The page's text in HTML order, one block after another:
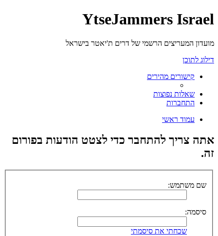
YtseJammers Israel
מועדון המעריצים הרשמי של דרים ת'יאטר בישראל
דילוג לתוכן
קישורים מהירים
שאלות נפוצות
התחברות
עמוד ראשי
אתה צריך להתחבר כדי לצטט הודעות בפורום
זה.
שם משתמש:
סיסמה:
שכחתי את סיסמתי